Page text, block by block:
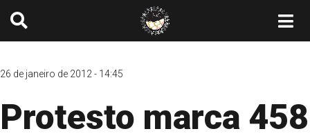
26 de janeiro de 2012 - 14:45
Protesto marca 458